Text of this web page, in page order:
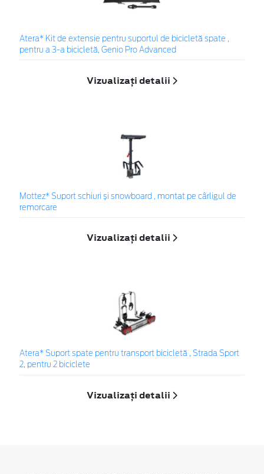
Atera* Kit de extensie pentru suportul de bicicletă spate ,
pentru a 3-a bicicletă, Genio Pro Advanced
Vizualizați detalii
Mottez* Suport schiuri și snowboard , montat pe cârligul de
remorcare
Vizualizați detalii
Atera* Suport spate pentru transport bicicletă , Strada Sport
2, pentru 2 biciclete
Vizualizați detalii